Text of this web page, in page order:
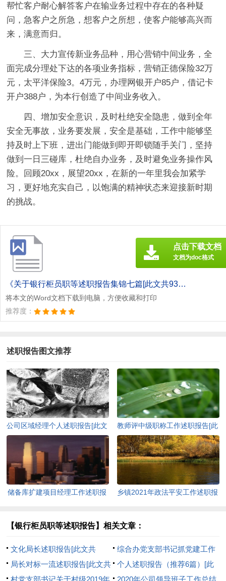
帮忙客户耐心解答客户在输业务过程中存在的各种疑
问，急客户之所急，想客户之所想，使客户能够高兴而
来，满意而归。
三、大力宣传新业务品种，用心营销中间业务，全
面完成分理处下达的各项业务指标，营销正德保险32万
元，太平洋保险3。4万元，办理网银开户85户，借记卡
开户388户，为本行创造了中间业务收入。
四、增加安全意识，及时杜绝安全隐患，做到全年
安全无事故，业务要发展，安全是基础，工作中能够坚
持及时上下班，进出门能做到即开即锁随手关门，坚持
做到一日三碰库，杜绝自办业务，及时避免业务操作风
险。回顾20xx，展望20xx，在新的一年里我会加紧学
习，更好地充实自己，以饱满的精神状态来迎接新时期
的挑战。
《关于银行柜员职等述职报告集锦七篇[此文共9339字].doc》
将本文的Word文档下载到电脑，方便收藏和打印
推荐度：
点击下载文档
文档为doc格式
述职报告图文推荐
公司区域经理个人述职报告[此文
教师评中级职称工作述职报告[此
文共7491字]
储备库扩建项目经理工作述职报
乡镇2021年政法平安工作述职报
【银行柜员职等述职报告】相关文章：
文化局长述职报告[此文共
15128字]
综合办党支部书记抓党建工作
述职报告[此文共2039字]
局长对标一流述职报告[此文共
1848字]
个人述职报告（推荐6篇）[此
文共8541字]
村党支部书记关于村级2019年 2020年公司领导班子工作总结